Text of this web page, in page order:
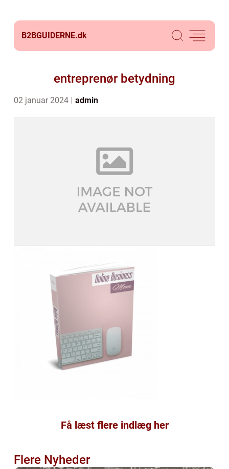
B2BGUIDERNE.dk
entreprenør betydning
02 januar 2024 admin
Få læst flere indlæg her
Flere Nyheder